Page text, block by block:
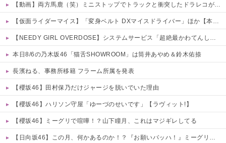
【動画】両方馬鹿（笑）ミニストップでトラックと衝突したドラレコが（ノ∇`）
【仮面ライダーマイス】「変身ベルト DXマイスドライバー」ほか【本日予約開始！】
【NEEDY GIRL OVERDOSE】システムサービス「超絶最かわてんしちゃん」プライズフィギュア【彩色原型公開】
本日8/6の乃木坂46「猫舌SHOWROOM」は筒井あやめ＆鈴木佑捺
長濱ねる、事務所移籍 フラーム所属を発表
【櫻坂46】田村保乃だけジャージを脱いでいた理由
【櫻坂46】ハリソン守屋「ゆーづのせいです」【ラヴィット!】
【櫻坂46】ミーグリで喧嘩！？山下瞳月、これはマジギレしてる
【日向坂46】この月、何かあるのか！？『お願いバッハ！』ミーグリ日程がこちら